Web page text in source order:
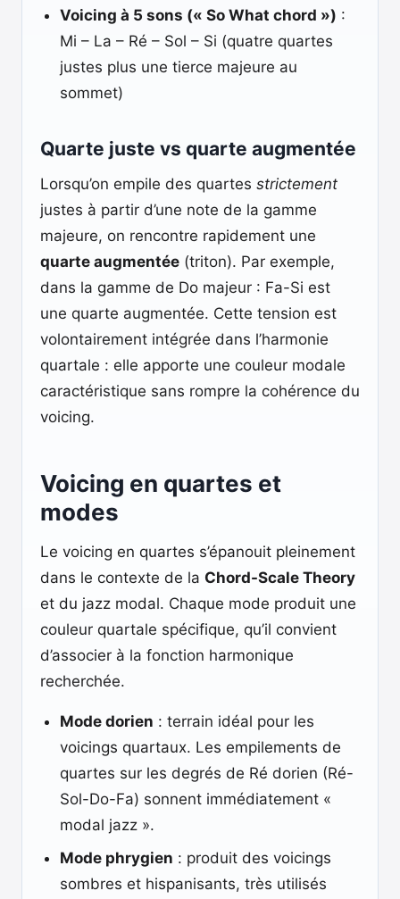
Voicing à 5 sons (« So What chord ») :
Mi – La – Ré – Sol – Si (quatre quartes
justes plus une tierce majeure au
sommet)
Quarte juste vs quarte augmentée
Lorsqu’on empile des quartes strictement
justes à partir d’une note de la gamme
majeure, on rencontre rapidement une
quarte augmentée (triton). Par exemple,
dans la gamme de Do majeur : Fa-Si est
une quarte augmentée. Cette tension est
volontairement intégrée dans l’harmonie
quartale : elle apporte une couleur modale
caractéristique sans rompre la cohérence du
voicing.
Voicing en quartes et
modes
Le voicing en quartes s’épanouit pleinement
dans le contexte de la Chord-Scale Theory
et du jazz modal. Chaque mode produit une
couleur quartale spécifique, qu’il convient
d’associer à la fonction harmonique
recherchée.
Mode dorien : terrain idéal pour les
voicings quartaux. Les empilements de
quartes sur les degrés de Ré dorien (Ré-
Sol-Do-Fa) sonnent immédiatement «
modal jazz ».
Mode phrygien : produit des voicings
sombres et hispanisants, très utilisés